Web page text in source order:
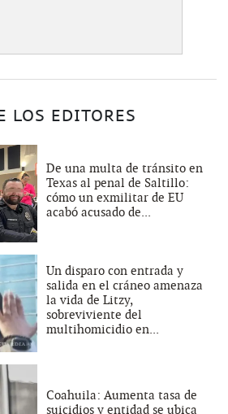
LOS EDITORES
De una multa de tránsito en
Texas al penal de Saltillo:
cómo un exmilitar de EU
acabó acusado de...
Un disparo con entrada y
salida en el cráneo amenaza
la vida de Litzy,
sobreviviente del
multihomicidio en...
Coahuila: Aumenta tasa de
suicidios y entidad se ubica